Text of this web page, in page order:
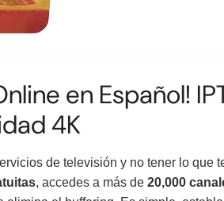
en Español!
4K
de televisión y no tener lo que
, accedes a más de 20,000